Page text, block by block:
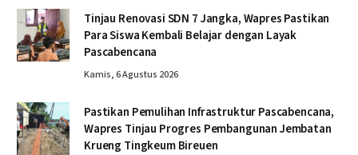
Tinjau Renovasi SDN 7 Jangka, Wapres Pastikan
Para Siswa Kembali Belajar dengan Layak
Pascabencana
Kamis, 6 Agustus 2026
Pastikan Pemulihan Infrastruktur Pascabencana,
Wapres Tinjau Progres Pembangunan Jembatan
Krueng Tingkeum Bireuen